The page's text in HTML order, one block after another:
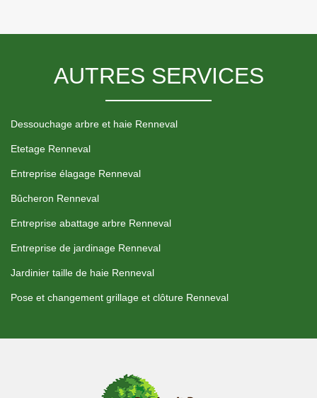
AUTRES SERVICES
Dessouchage arbre et haie Renneval
Etetage Renneval
Entreprise élagage Renneval
Bûcheron Renneval
Entreprise abattage arbre Renneval
Entreprise de jardinage Renneval
Jardinier taille de haie Renneval
Pose et changement grillage et clôture Renneval